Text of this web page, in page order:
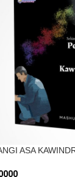
ASA